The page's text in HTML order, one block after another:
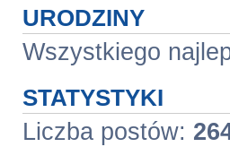
URODZINY
Wszystkiego
STATYSTYKI
Liczba postów: